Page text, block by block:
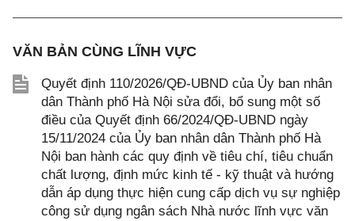
VĂN BẢN CÙNG LĨNH VỰC
Quyết định 110/2026/QĐ-UBND của Ủy ban nhân
dân Thành phố Hà Nội sửa đổi, bổ sung một số
điều của Quyết định 66/2024/QĐ-UBND ngày
15/11/2024 của Ủy ban nhân dân Thành phố Hà
Nội ban hành các quy định về tiêu chí, tiêu chuẩn
chất lượng, định mức kinh tế - kỹ thuật và hướng
dẫn áp dụng thực hiện cung cấp dịch vụ sự nghiệp
công sử dụng ngân sách Nhà nước lĩnh vực văn